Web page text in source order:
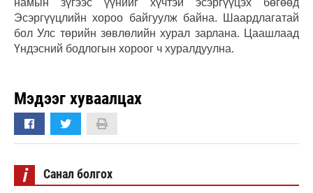
Эсэргүүцлийн хороо байгуулж байна. Шаардлагатай
бол Улс төрийн зөвлөлийн хурал зарлана. Цаашлаад
Үндэсний бодлогын хороог ч хуралдуулна.
Мэдээг хуваалцах
i Санал болгох